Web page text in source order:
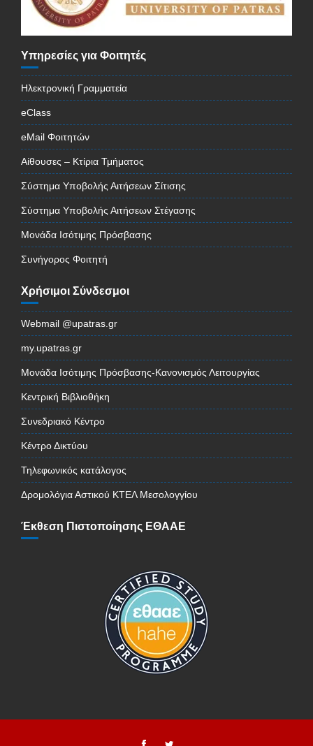
Υπηρεσίες για Φοιτητές
Ηλεκτρονική Γραμματεία
eClass
eMail Φοιτητών
Αίθουσες – Κτίρια Τμήματος
Σύστημα Υποβολής Αιτήσεων Σίτισης
Σύστημα Υποβολής Αιτήσεων Στέγασης
Μονάδα Ισότιμης Πρόσβασης
Συνήγορος Φοιτητή
Χρήσιμοι Σύνδεσμοι
Webmail @upatras.gr
my.upatras.gr
Μονάδα Ισότιμης Πρόσβασης-Κανονισμός Λειτουργίας
Κεντρική Βιβλιοθήκη
Συνεδριακό Κέντρο
Κέντρο Δικτύου
Τηλεφωνικός κατάλογος
Δρομολόγια Αστικού ΚΤΕΛ Μεσολογγίου
Έκθεση Πιστοποίησης ΕΘΑΑΕ